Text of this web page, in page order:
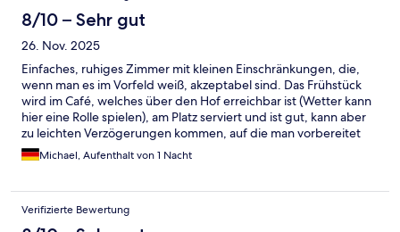
8/10 – Sehr gut
26. Nov. 2025
Einfaches, ruhiges Zimmer mit kleinen Einschränkungen, die,
wenn man es im Vorfeld weiß, akzeptabel sind. Das Frühstück
wird im Café, welches über den Hof erreichbar ist (Wetter kann
hier eine Rolle spielen), am Platz serviert und ist gut, kann aber
zu leichten Verzögerungen kommen, auf die man vorbereitet
sein sollte, wenn man es eilig hat. Das Zimmer selbst einfach
ausgestattet, aber gut.
Michael, Aufenthalt von 1 Nacht
Verifizierte Bewertung